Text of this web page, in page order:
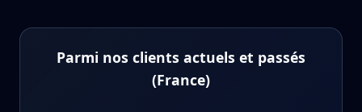
Parmi nos clients actuels et passés
(France)